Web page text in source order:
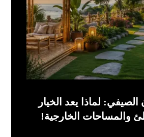
الصيفي: لماذا يعد الخيار
والمساحات الخارجية!